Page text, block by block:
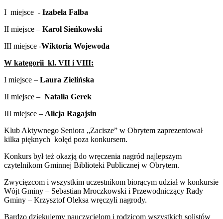
I miejsce - Izabela Falba
II miejsce – Karol Sieńkowski
III miejsce -Wiktoria Wojewoda
W kategorii kl. VII i VIII:
I miejsce – Laura Zielińska
II miejsce – Natalia Gerek
III miejsce – Alicja Ragajsin
Klub Aktywnego Seniora „Zacisze” w Obrytem zaprezentował
kilka pięknych kolęd poza konkursem.
Konkurs był też okazją do wręczenia nagród najlepszym
czytelnikom Gminnej Biblioteki Publicznej w Obrytem.
Zwycięzcom i wszystkim uczestnikom biorącym udział w konkursie
Wójt Gminy – Sebastian Mroczkowski i Przewodniczący Rady
Gminy – Krzysztof Oleksa wręczyli nagrody.
Bardzo dziękujemy nauczycielom i rodzicom wszystkich solistów